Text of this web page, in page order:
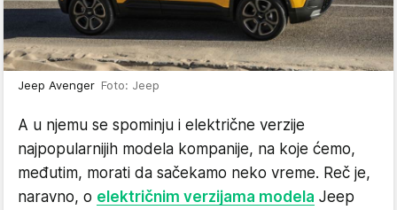
Jeep Avenger Foto: Jeep
A u njemu se spominju i električne verzije
najpopularnijih modela kompanije, na koje ćemo,
međutim, morati da sačekamo neko vreme. Reč je,
naravno, o električnim verzijama modela Jeep